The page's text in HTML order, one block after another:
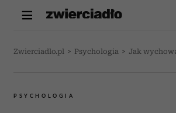
Zwierciadlo.pl > Psychologia > Jak
PSYCHOLOGIA